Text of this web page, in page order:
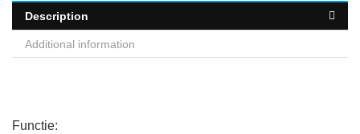
Description
Additional information
Functie: